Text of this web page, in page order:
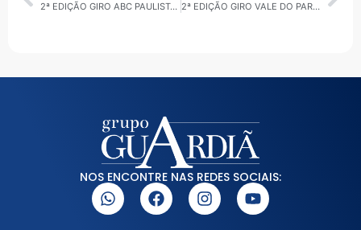
2ª EDIÇÃO GIRO ABC PAULISTA 11/02/2026: ENCHENTES E SAÚDE ANIMAL 2ª EDIÇÃO GIRO VALE DO PARAÍBA 11/02/2026: OBRAS E DESALOJADOS
NOS ENCONTRE NAS REDES SOCIAIS: